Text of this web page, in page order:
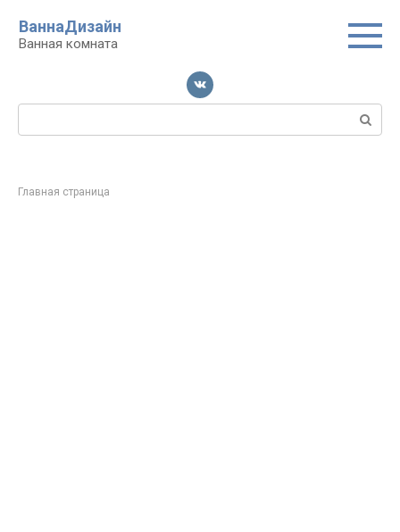
контенту
ВаннаДизайн
Ванная комната
Поиск:
Главная страница